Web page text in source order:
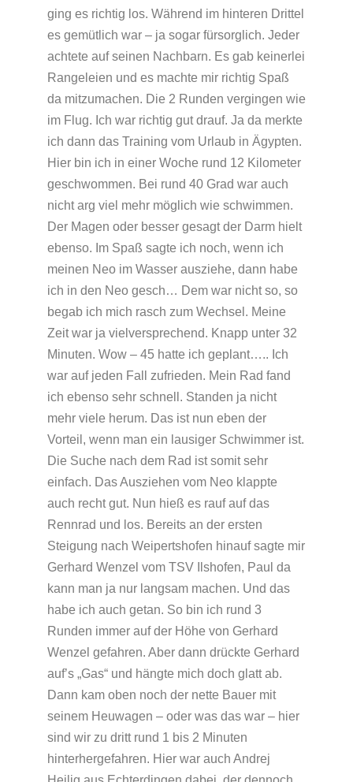
ging es richtig los. Während im hinteren Drittel
es gemütlich war – ja sogar fürsorglich. Jeder
achtete auf seinen Nachbarn. Es gab keinerlei
Rangeleien und es machte mir richtig Spaß
da mitzumachen. Die 2 Runden vergingen wie
im Flug. Ich war richtig gut drauf. Ja da merkte
ich dann das Training vom Urlaub in Ägypten.
Hier bin ich in einer Woche rund 12 Kilometer
geschwommen. Bei rund 40 Grad war auch
nicht arg viel mehr möglich wie schwimmen.
Der Magen oder besser gesagt der Darm hielt
ebenso. Im Spaß sagte ich noch, wenn ich
meinen Neo im Wasser ausziehe, dann habe
ich in den Neo gesch… Dem war nicht so, so
begab ich mich rasch zum Wechsel. Meine
Zeit war ja vielversprechend. Knapp unter 32
Minuten. Wow – 45 hatte ich geplant….. Ich
war auf jeden Fall zufrieden. Mein Rad fand
ich ebenso sehr schnell. Standen ja nicht
mehr viele herum. Das ist nun eben der
Vorteil, wenn man ein lausiger Schwimmer ist.
Die Suche nach dem Rad ist somit sehr
einfach. Das Ausziehen vom Neo klappte
auch recht gut. Nun hieß es rauf auf das
Rennrad und los. Bereits an der ersten
Steigung nach Weipertshofen hinauf sagte mir
Gerhard Wenzel vom TSV Ilshofen, Paul da
kann man ja nur langsam machen. Und das
habe ich auch getan. So bin ich rund 3
Runden immer auf der Höhe von Gerhard
Wenzel gefahren. Aber dann drückte Gerhard
auf’s „Gas“ und hängte mich doch glatt ab.
Dann kam oben noch der nette Bauer mit
seinem Heuwagen – oder was das war – hier
sind wir zu dritt rund 1 bis 2 Minuten
hinterhergefahren. Hier war auch Andrej